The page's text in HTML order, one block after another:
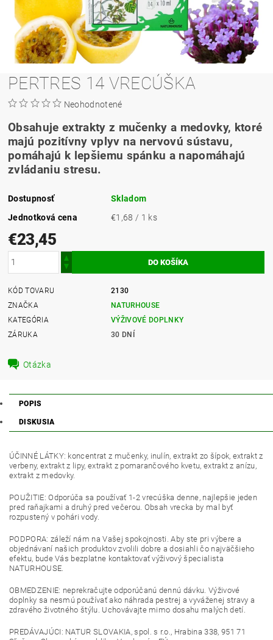
PERTRES 14 VRECÚŠKA
Neohodnotené
Obsahuje extrakty z mučenky a medovky, ktoré
majú pozitívny vplyv na nervovú sústavu,
pomáhajú k lepšiemu spánku a napomáhajú
zvládaniu stresu.
Dostupnosť
Skladom
Jednotková cena
€1,68 / 1 ks
€23,45
KÓD TOVARU
2130
ZNAČKA
NATURHOUSE
KATEGÓRIA
VÝŽIVOVÉ DOPLNKY
ZÁRUKA
30 DNÍ
Otázka
POPIS
DISKUSIA
ÚČINNÉ LÁTKY: koncentrat z mučenky, inulín, extrakt zo šípok, extrakt z
verbeny, extrakt z lipy, extrakt z pomarančového kvetu, extrakt z anízu,
extrakt z medovky.
POUŽITIE: Odporúča sa používať 1-2 vrecúška denne, najlepšie jeden
pred raňajkami a druhý pred večerou. Obsah vrecka by mal byť
rozpustený v pohári vody.
PODPORA: záleží nám na Vašej spokojnosti. Aby ste pri výbere a
objednávaní našich produktov zvolili dobre a dosiahli čo najväčšieho
efektu, bude Vás bezplatne kontaktovať výživový špecialista
NATURHOUSE.
OBMEDZENIE: neprekračujte odporúčanú dennú dávku. Výživové
doplnky sa nesmú používať ako náhrada pestrej a vyváženej stravy a
zdravého životného štýlu. Uchovávajte mimo dosahu malých detí.
PREDÁVAJÚCI: NATUR SLOVAKIA, spol. s r.o., Hrabina 338, 951 71